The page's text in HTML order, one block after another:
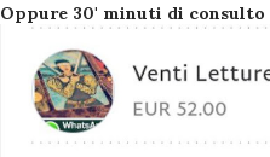
Oppure 30' minuti di